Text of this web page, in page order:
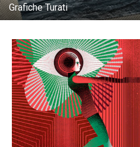
Grafiche Turati